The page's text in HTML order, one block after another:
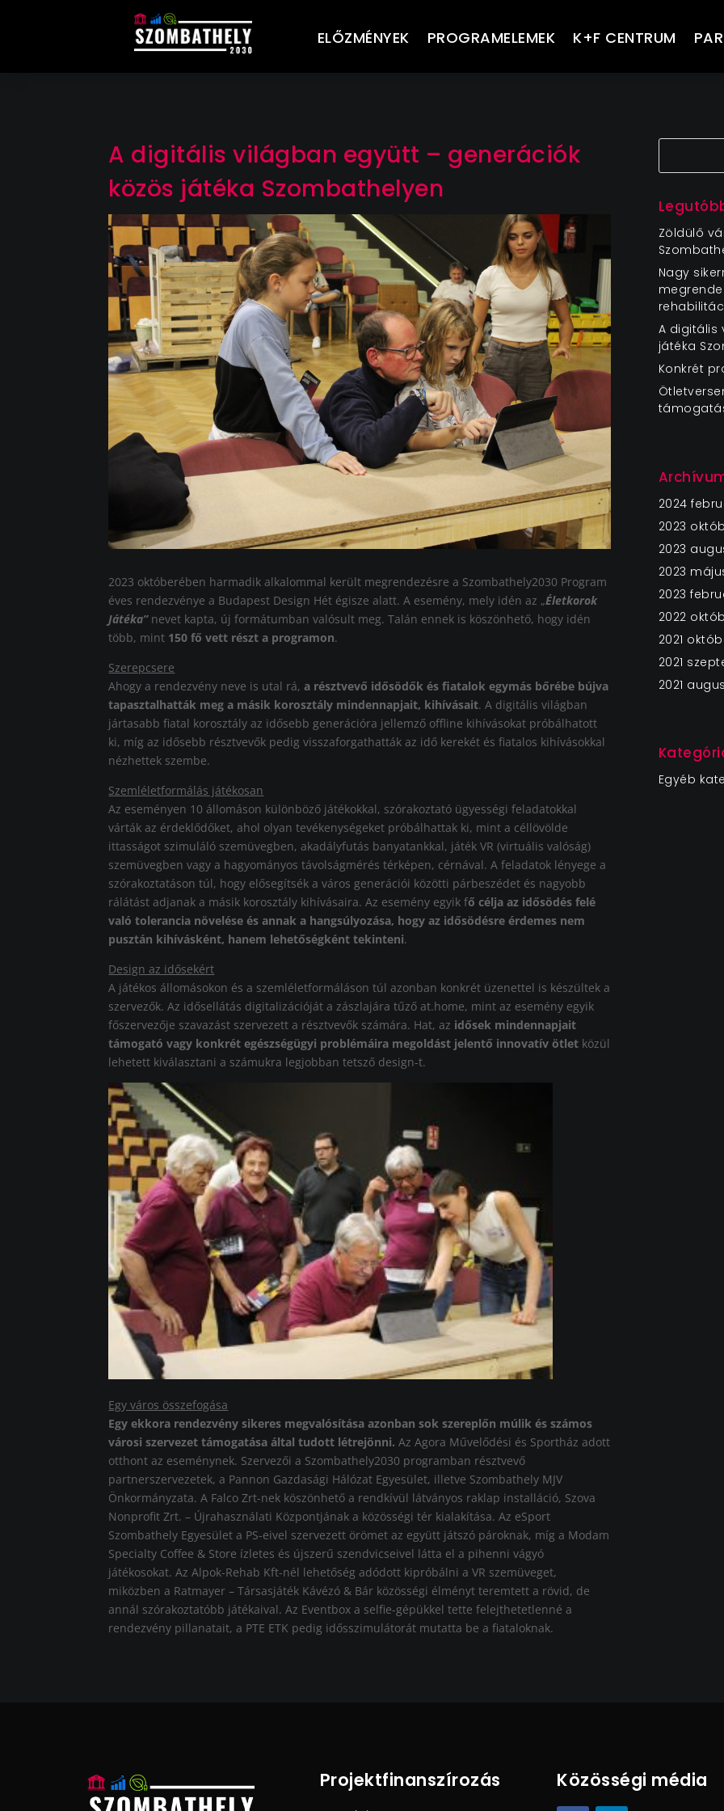
ELŐZMÉNYEK PROGRAMELEMEK K+F CENTRUM
A digitális világban együtt – generációk
közös játéka Szombathelyen
2023 októberében harmadik alkalommal került megrendezésre a Szombathely2030 Program
éves rendezvénye a Budapest Design Hét égisze alatt. A esemény, mely idén az „Életkorok
Játéka” nevet kapta, új formátumban valósult meg. Talán ennek is köszönhető, hogy idén
több, mint 150 fő vett részt a programon.
Szerepcsere
Ahogy a rendezvény neve is utal rá,a résztvevő idősödők és fiatalok egymás bőrébe bújva
tapasztalhatták meg a másik korosztály mindennapjait, kihívásait. A digitális világban
jártasabb fiatal korosztály az idősebb generációra jellemző offline kihívásokat próbálhatott
ki, míg az idősebb résztvevők pedig visszaforgathatták az idő kerekét és fiatalos kihívásokkal
nézhettek szembe.
Szemléletformálás játékosan
Az eseményen 10 állomáson különböző játékokkal, szórakoztató ügyességi feladatokkal
várták az érdeklődőket, ahol olyan tevékenységeket próbálhattak ki, mint a céllövölde
ittasságot szimuláló szemüvegben, akadályfutás banyatankkal, játék VR (virtuális valóság)
szemüvegben vagy a hagyományos távolságmérés térképen, cérnával. A feladatok lényege a
szórakoztatáson túl, hogy elősegítsék a város generációi közötti párbeszédet és nagyobb
rálátást adjanak a másik korosztály kihívásaira. Az esemény egyik fő célja az idősödés felé
való tolerancia növelése és annak a hangsúlyozása, hogy az idősödésre érdemes nem
pusztán kihívásként, hanem lehetőségként tekinteni.
Design az idősekért
A játékos állomásokon és a szemléletformáláson túl azonban konkrét üzenettel is készültek a
szervezők. Az idősellátás digitalizációját a zászlajára tűző at.home, mint az esemény egyik
főszervezője szavazást szervezett a résztvevők számára. Hat, az idősek mindennapjait
támogató vagy konkrét egészségügyi problémáira megoldást jelentő innovatív ötlet közül
lehetett kiválasztani a számukra legjobban tetsző design-t.
Egy város összefogása
Egy ekkora rendezvény sikeres megvalósítása azonban sok szereplőn múlik és számos
városi szervezet támogatása által tudott létrejönni. Az Agora Művelődési és Sportház adott
otthont az eseménynek. Szervezői a Szombathely2030 programban résztvevő
partnerszervezetek, a Pannon Gazdasági Hálózat Egyesület, illetve Szombathely MJV
Önkormányzata. A Falco Zrt-nek köszönhető a rendkívül látványos raklap installáció, Szova
Nonprofit Zrt. – Újrahasználati Központjának a közösségi tér kialakítása. Az eSport
Szombathely Egyesület a PS-eivel szervezett örömet az együtt játszó pároknak, míg a Modam
Specialty Coffee & Store ízletes és újszerű szendvicseivel látta el a pihenni vágyó
játékosokat. Az Alpok-Rehab Kft-nél lehetőség adódott kipróbálni a VR szemüveget,
miközben a Ratmayer – Társasjáték Kávézó & Bár közösségi élményt teremtett a rövid, de
annál szórakoztatóbb játékaival. Az Eventbox a selfie-gépükkel tette felejthetetlenné a
rendezvény pillanatait, a PTE ETK pedig idősszimulátorát mutatta be a fiataloknak.
Zöldülő
Nagy
A digitális
játéka
Konkrét
2024
2023
2023
2023
2023
2022
2021
2021
2021
Egyéb
Projektfinanszírozás Közösségi média